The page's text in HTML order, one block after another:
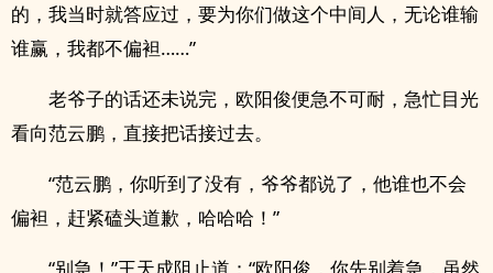
的，我当时就答应过，要为你们做这个中间人，无论谁输
谁赢，我都不偏袒……”
老爷子的话还未说完，欧阳俊便急不可耐，急忙目光
看向范云鹏，直接把话接过去。
“范云鹏，你听到了没有，爷爷都说了，他谁也不会
偏袒，赶紧磕头道歉，哈哈哈！”